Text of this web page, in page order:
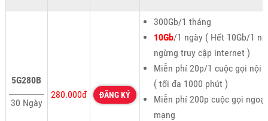
5G280B
30 Ngày
280.000đ ĐĂNG KÝ
300Gb/1 tháng
10Gb/1 ngày ( Hết 10Gb/1
ngừng truy cập internet )
Miễn phí 20p/1 cuộc gọi nội
( tối đa 1000 phút )
Miễn phí 200p cuộc gọi ngoại
mạng